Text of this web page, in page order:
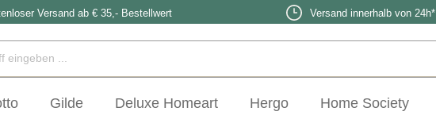
Versand ab € 35,- Bestellwert Versand innerhalb von 24h*
Gilde Deluxe Homeart Hergo Home Society